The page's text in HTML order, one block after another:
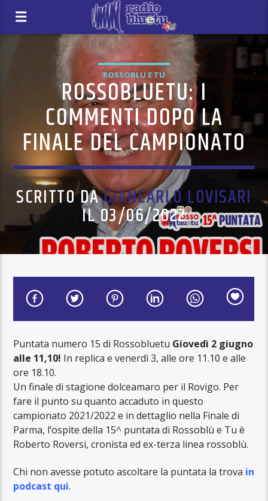
ROSSOBLU E TU
ROSSOBLUETU: I
COMMENTI DOPO LA
FINALE DEL CAMPIONATO
SCRITTO DAGIANCARLO LOVISARI
IL 03/06/2022
Puntata numero 15 di Rossobluetu Giovedì 2 giugno
alle 11,10! In replica e venerdì 3, alle ore 11.10 e alle
ore 18.10.
Un finale di stagione dolceamaro per il Rovigo. Per
fare il punto su quanto accaduto in questo
campionato 2021/2022 e in dettaglio nella Finale di
Parma, l’ospite della 15^ puntata di Rossoblù e Tu è
Roberto Roversi, cronista ed ex-terza linea rossoblù.
Chi non avesse potuto ascoltare la puntata la trova in
podcast qui.